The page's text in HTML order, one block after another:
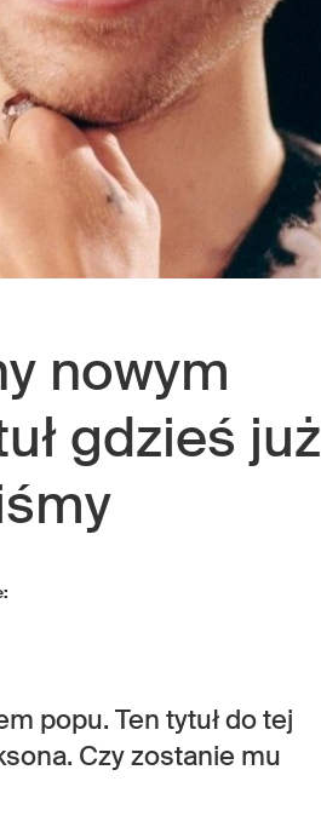
nowym
gdzieś już
popu. Ten tytuł do tej
Czy zostanie mu